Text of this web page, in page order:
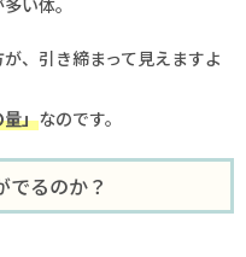
、引き締まって見えますよ
量」なのです。
でるのか？